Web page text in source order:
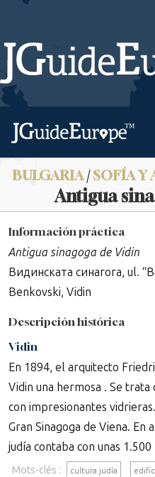
BULGARIA/SOFÍA Y
Antigua
Información práctica
Antigua sinagoga de Vidin
Видинската синагога, ul.
Benkovski, Vidin
Descripción histórica
Vidin
En 1894, el arquitecto
Vidin una hermosa . Se
con impresionantes
Gran Sinagoga de Viena. En
judía contaba con unas 1.500
Mots-clés : cultura judía